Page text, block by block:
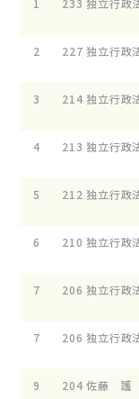
2 227 独立
3 214 独立
4 213 独立
5 212 独立
6 210 独立
7 206 独立
7 206 独立
9 204